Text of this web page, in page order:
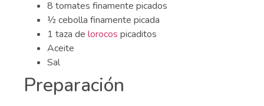
8 tomates finamente picados
½ cebolla finamente picada
1 taza de lorocos picaditos
Aceite
Sal
Preparación